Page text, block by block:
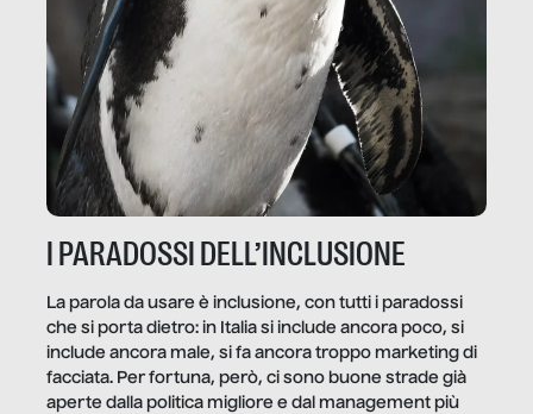
I PARADOSSI DELL’INCLUSIONE
La parola da usare è inclusione, con tutti i paradossi
che si porta dietro: in Italia si include ancora poco, si
include ancora male, si fa ancora troppo marketing di
facciata. Per fortuna, però, ci sono buone strade già
aperte dalla politica migliore e dal management più